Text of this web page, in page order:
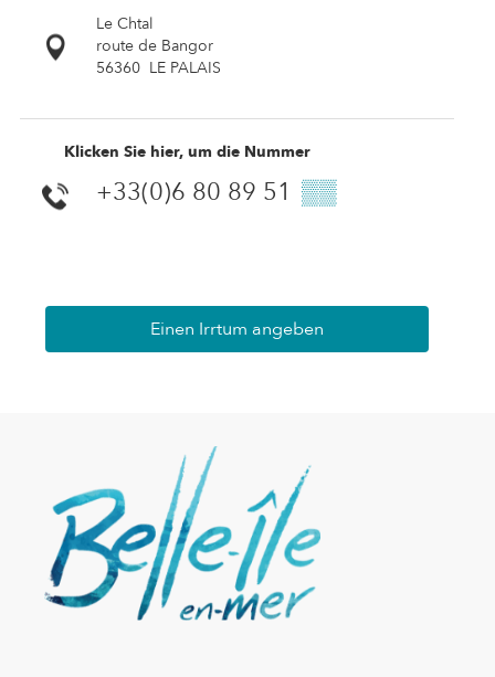
Le Chtal
route de Bangor
56360 LE PALAIS
Klicken Sie hier, um die Nummer
+33(0)6 80 89 51 ▒▒
Einen Irrtum angeben